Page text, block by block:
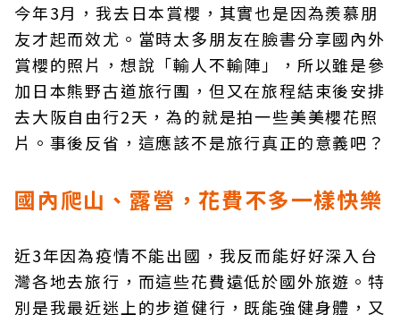
今年3月，我去日本賞櫻，其實也是因為羨慕朋
友才起而效尤。當時太多朋友在臉書分享國內外
賞櫻的照片，想說「輸人不輸陣」，所以雖是參
加日本熊野古道旅行團，但又在旅程結束後安排
去大阪自由行2天，為的就是拍一些美美櫻花照
片。事後反省，這應該不是旅行真正的意義吧？
國內爬山、露營，花費不多一樣快樂
近3年因為疫情不能出國，我反而能好好深入台
灣各地去旅行，而這些花費遠低於國外旅遊。特
別是我最近迷上的步道健行，既能強健身體，又